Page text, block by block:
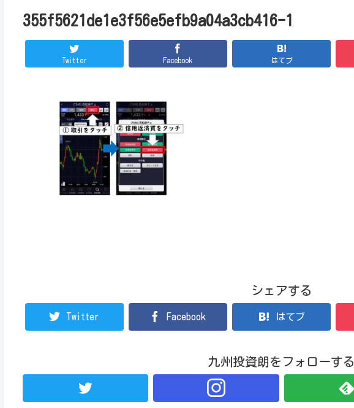
355f5621de1e3f56e5efb9a04a3cb416-1
Twitter Facebook はてブ
シェアする
Twitter Facebook はてブ
九州投資朗をフォローする